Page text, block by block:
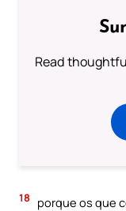
Read
18
porque os que